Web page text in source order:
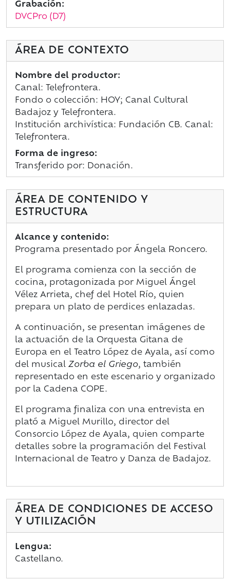
Grabación:
DVCPro (D7)
ÁREA DE CONTEXTO
Nombre del productor:
Canal: Telefrontera.
Fondo o colección: HOY; Canal Cultural
Badajoz y Telefrontera.
Institución archivística: Fundación CB. Canal:
Telefrontera.
Forma de ingreso:
Transferido por: Donación.
ÁREA DE CONTENIDO Y
ESTRUCTURA
Alcance y contenido:
Programa presentado por Ángela Roncero.
El programa comienza con la sección de
cocina, protagonizada por Miguel Ángel
Vélez Arrieta, chef del Hotel Río, quien
prepara un plato de perdices enlazadas.
A continuación, se presentan imágenes de
la actuación de la Orquesta Gitana de
Europa en el Teatro López de Ayala, así como
del musical Zorba el Griego, también
representado en este escenario y organizado
por la Cadena COPE.
El programa finaliza con una entrevista en
plató a Miguel Murillo, director del
Consorcio López de Ayala, quien comparte
detalles sobre la programación del Festival
Internacional de Teatro y Danza de Badajoz.
ÁREA DE CONDICIONES DE ACCESO
Y UTILIZACIÓN
Lengua:
Castellano.